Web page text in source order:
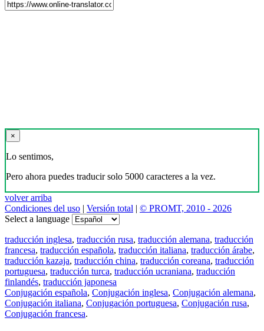
×
Lo sentimos,
Pero ahora puedes traducir solo 5000 caracteres a la vez.
volver arriba
Condiciones del uso | Versión total | © PROMT, 2010 - 2026
Select a language
traducción inglesa, traducción rusa, traducción alemana, traducción
francesa, traducción española, traducción italiana, traducción árabe,
traducción kazaja, traducción china, traducción coreana, traducción
portuguesa, traducción turca, traducción ucraniana, traducción
finlandés, traducción japonesa
Conjugación española, Conjugación inglesa, Conjugación alemana,
Conjugación italiana, Conjugación portuguesa, Conjugación rusa,
Conjugación francesa.